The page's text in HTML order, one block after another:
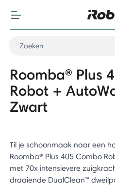
Roomba® Plus
Robot +
Zwart
Til je schoonmaak naar een
Roomba® Plus 405 Combo
met 70x intensievere
draaiende DualClean™